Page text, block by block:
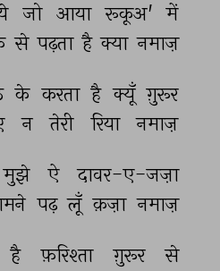
जो आया रूकूअ' में
से पढ़ता है क्या नमाज़
के करता है क्यूँ ग़ुरूर
न तेरी रिया नमाज़
मुझे ऐ
दावर-ए-जज़ा
पढ़ लूँ क़ज़ा नमाज़
है फ़रिश्ता ग़ुरूर
से